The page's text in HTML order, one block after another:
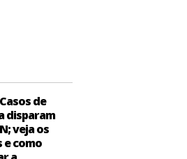
de
disparam
veja os
como